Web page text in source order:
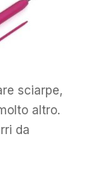
sciarpe,
altro.
da